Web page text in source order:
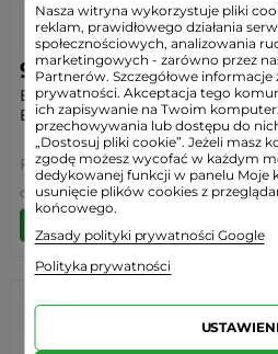
92,99 zł
BICAPS Berberine+
Berberyna HCL 485 mg z...
Formeds
Cena regularna:99,99 zł-7%(7,00 zł)
Nasza witryna wykorzystuje pliki
reklam, prawidłowego działania
społecznościowych, analizowania
marketingowych - zarówno przez
Partnerów. Szczegółowe informacje
prywatności. Akceptacja tego
ich zapisywanie na Twoim
przechowywania lub dostępu do
„Dostosuj pliki cookie”. Jeżeli masz
zgodę możesz wycofać w każdym
dedykowanej funkcji w panelu Moje
usunięcie plików cookies z
końcowego.
Zasady polityki prywatności Google
Polityka prywatności